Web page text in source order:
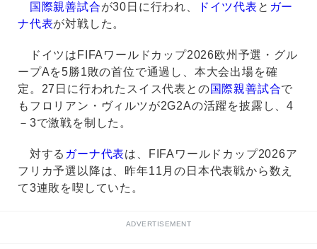
国際親善試合が30日に行われ、 ドイツ代表 と ガー
ナ代表が対戦した。
ドイツはFIFAワールドカップ2026欧州予選・グル
ープAを5勝1敗の首位で通過し、本大会出場を確
定。27日に行われたスイス代表との国際親善試合で
もフロリアン・ヴィルツが2G2Aの活躍を披露し、4
－3で激戦を制した。
対する ガーナ代表は、FIFAワールドカップ2026ア
フリカ予選以降は、昨年11月の日本代表戦から数え
て3連敗を喫していた。
ADVERTISEMENT